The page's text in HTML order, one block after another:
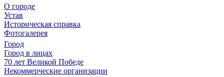
О городе
Устав
Историческая справка
Фотогалерея
Город
Город в лицах
70 лет Великой Победе
Некоммерческие организации